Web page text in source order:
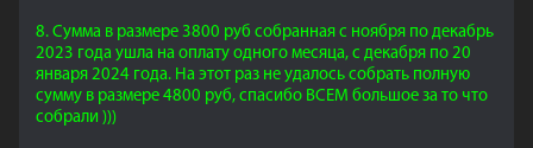
8. Сумма в размере 3800 руб собранная с ноября по декабрь
2023 года ушла на оплату одного месяца, с декабря по 20
января 2024 года. На этот раз не удалось собрать полную
сумму в размере 4800 руб, спасибо ВСЕМ большое за то что
собрали )))